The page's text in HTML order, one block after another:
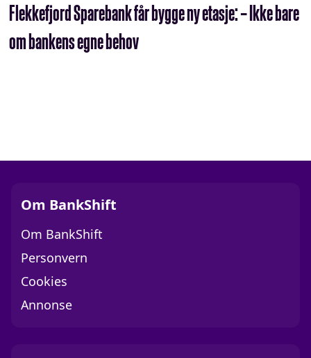
Flekkefjord Sparebank får bygge ny etasje: – Ikke bare
om bankens egne behov
Om BankShift
Om BankShift
Personvern
Cookies
Annonse